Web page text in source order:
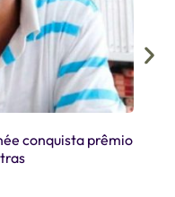
conquista prêmio